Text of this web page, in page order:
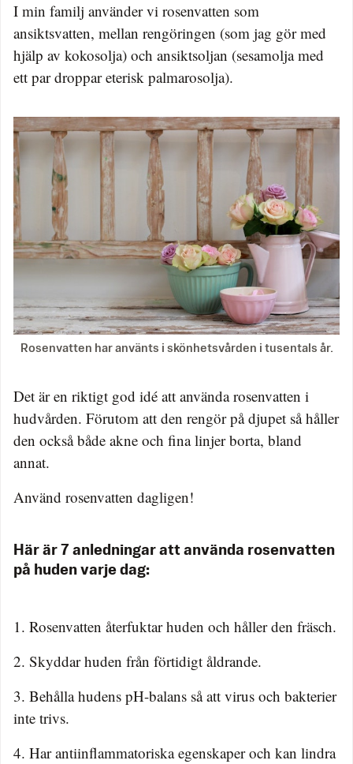
I min familj använder vi rosenvatten som
ansiktsvatten, mellan rengöringen (som jag gör med
hjälp av kokosolja) och ansiktsoljan (sesamolja med
ett par droppar eterisk palmarosolja).
Rosenvatten har använts i skönhetsvården i tusentals år.
Det är en riktigt god idé att använda rosenvatten i
hudvården. Förutom att den rengör på djupet så håller
den också både akne och fina linjer borta, bland
annat.
Använd rosenvatten dagligen!
Här är 7 anledningar att använda rosenvatten
på huden varje dag:
1. Rosenvatten återfuktar huden och håller den fräsch.
2. Skyddar huden från förtidigt åldrande.
3. Behålla hudens pH-balans så att virus och bakterier
inte trivs.
4. Har antiinflammatoriska egenskaper och kan lindra